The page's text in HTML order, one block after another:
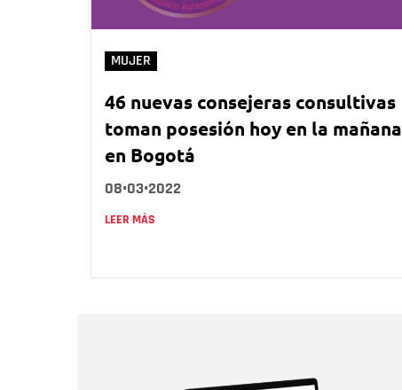
MUJER
46 nuevas consejeras consultivas
toman posesión hoy en la mañana
en Bogotá
08•03•2022
LEER MÁS